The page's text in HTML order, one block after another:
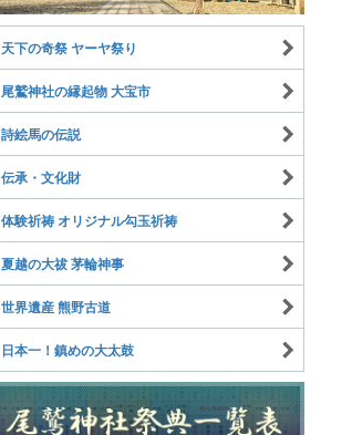
天下の奇祭 ヤーヤ祭り
尾鷲神社の縁起物 大宝市
詩絵馬の伝説
伝承・文化財
体験祈祷 オリジナル勾玉祈祷
夏越の大祓 茅輪神事
世界遺産 熊野古道
日本一！鎮めの大太鼓